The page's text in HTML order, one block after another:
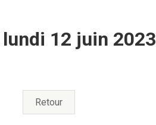
12 juin 2023
Retour